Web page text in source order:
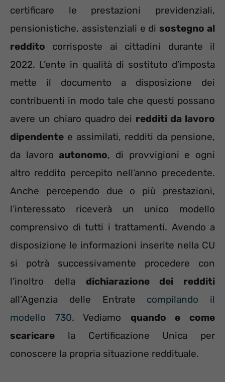
certificare le prestazioni previdenziali,
pensionistiche, assistenziali e di sostegno al
reddito corrisposte ai cittadini durante il
2022. L’ente in qualità di sostituto d’imposta
mette il documento a disposizione dei
contribuenti in modo tale che questi possano
avere un chiaro quadro dei redditi da lavoro
dipendente e assimilati, redditi da pensione,
da lavoroautonomo, di provvigioni e ogni
altro reddito percepito nell’anno precedente.
Anche percependo due o più prestazioni,
l’interessato riceverà un unico modello
comprensivo di tutti i trattamenti. Avendo a
disposizione le informazioni inserite nella CU
si potrà successivamente procedere con
l’inoltro della dichiarazione dei redditi
all’Agenzia delle Entrate compilando il
modello 730. Vediamo quando e come
scaricare la Certificazione Unica per
conoscere la propria situazione reddituale.